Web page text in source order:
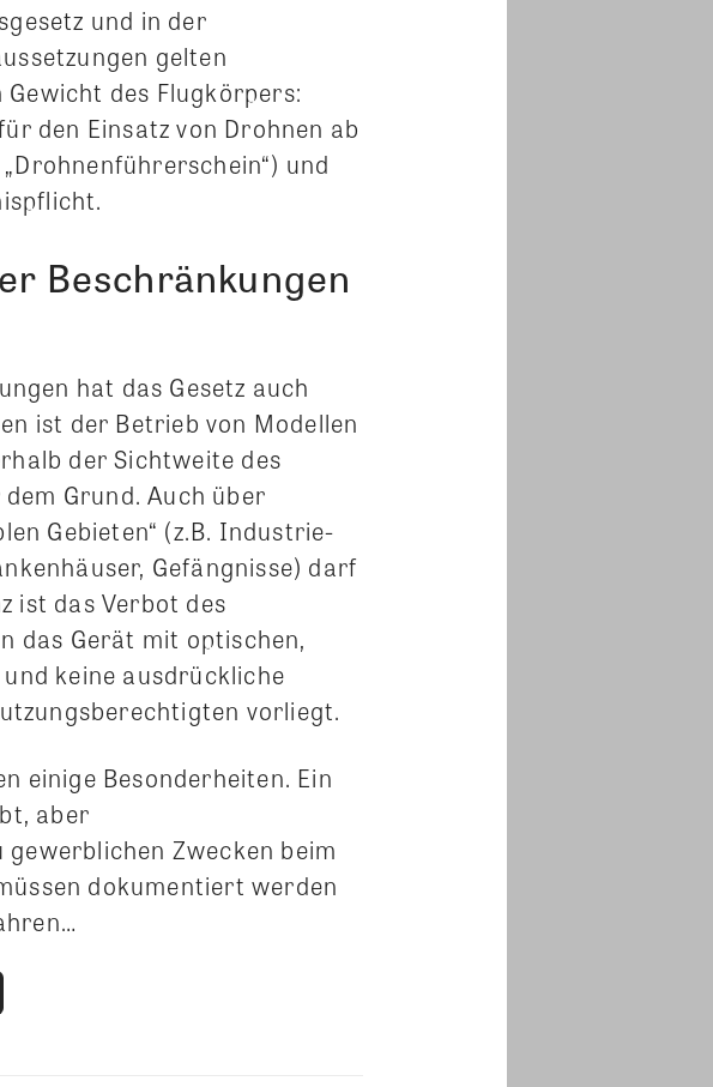
und in der
gelten
des Flugkörpers:
den Einsatz von Drohnen ab
und
Beschränkungen
hat das Gesetz auch
ist der Betrieb von Modellen
der Sichtweite des
Grund. Auch über
Gebieten“ (z.B. Industrie-
Gefängnisse) darf
ist das Verbot des
das Gerät mit optischen,
keine ausdrückliche
vorliegt.
einige Besonderheiten. Ein
aber
Zwecken beim
dokumentiert werden